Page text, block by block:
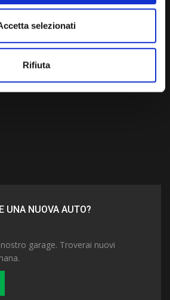
selezionati
Rifiuta
UNA NUOVA AUTO?
garage. Troverai nuovi